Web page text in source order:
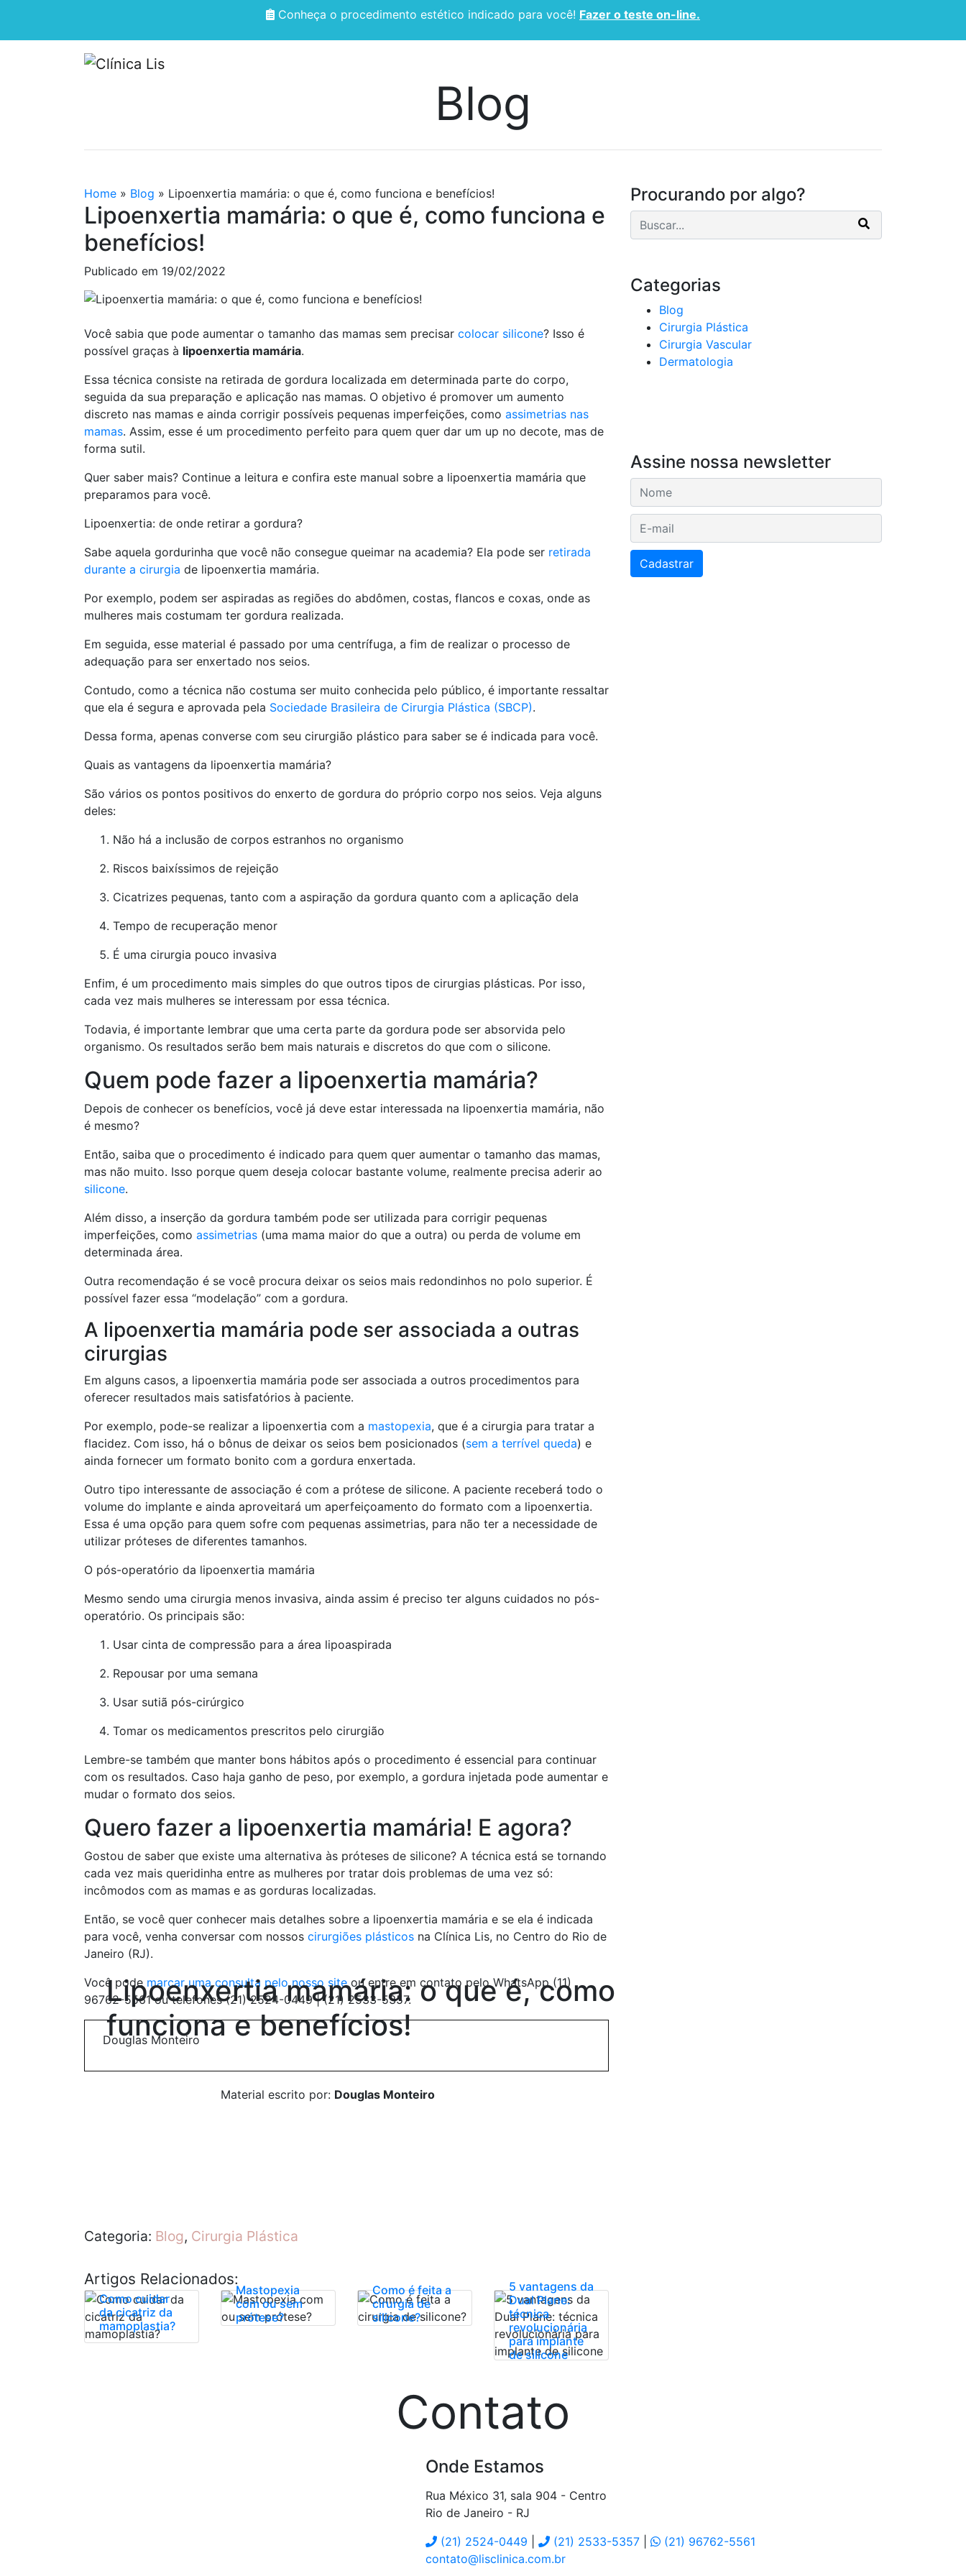
Conheça o procedimento estético indicado para você! Fazer o teste on-line.
Blog
Home » Blog » Lipoenxertia mamária: o que é, como funciona e benefícios!
Lipoenxertia mamária: o que é, como funciona e
benefícios!
Publicado em 19/02/2022
Lipoenxertia mamária: o que é, como
funciona e benefícios!
Você sabia que pode aumentar o tamanho das mamas sem precisar colocar silicone? Isso é
possível graças à lipoenxertia mamária.
Essa técnica consiste na retirada de gordura localizada em determinada parte do corpo,
seguida da sua preparação e aplicação nas mamas. O objetivo é promover um aumento
discreto nas mamas e ainda corrigir possíveis pequenas imperfeições, como assimetrias nas
mamas. Assim, esse é um procedimento perfeito para quem quer dar um up no decote, mas de
forma sutil.
Quer saber mais? Continue a leitura e confira este manual sobre a lipoenxertia mamária que
preparamos para você.
Lipoenxertia: de onde retirar a gordura?
Sabe aquela gordurinha que você não consegue queimar na academia? Ela pode ser retirada
durante a cirurgia de lipoenxertia mamária.
Por exemplo, podem ser aspiradas as regiões do abdômen, costas, flancos e coxas, onde as
mulheres mais costumam ter gordura realizada.
Em seguida, esse material é passado por uma centrífuga, a fim de realizar o processo de
adequação para ser enxertado nos seios.
Contudo, como a técnica não costuma ser muito conhecida pelo público, é importante ressaltar
que ela é segura e aprovada pela Sociedade Brasileira de Cirurgia Plástica (SBCP).
Dessa forma, apenas converse com seu cirurgião plástico para saber se é indicada para você.
Quais as vantagens da lipoenxertia mamária?
São vários os pontos positivos do enxerto de gordura do próprio corpo nos seios. Veja alguns
deles:
Não há a inclusão de corpos estranhos no organismo
Riscos baixíssimos de rejeição
Cicatrizes pequenas, tanto com a aspiração da gordura quanto com a aplicação dela
Tempo de recuperação menor
É uma cirurgia pouco invasiva
Enfim, é um procedimento mais simples do que outros tipos de cirurgias plásticas. Por isso,
cada vez mais mulheres se interessam por essa técnica.
Todavia, é importante lembrar que uma certa parte da gordura pode ser absorvida pelo
organismo. Os resultados serão bem mais naturais e discretos do que com o silicone.
Quem pode fazer a lipoenxertia mamária?
Depois de conhecer os benefícios, você já deve estar interessada na lipoenxertia mamária, não
é mesmo?
Então, saiba que o procedimento é indicado para quem quer aumentar o tamanho das mamas,
mas não muito. Isso porque quem deseja colocar bastante volume, realmente precisa aderir ao
silicone.
Além disso, a inserção da gordura também pode ser utilizada para corrigir pequenas
imperfeições, como assimetrias (uma mama maior do que a outra) ou perda de volume em
determinada área.
Outra recomendação é se você procura deixar os seios mais redondinhos no polo superior. É
possível fazer essa “modelação” com a gordura.
A lipoenxertia mamária pode ser associada a outras
cirurgias
Em alguns casos, a lipoenxertia mamária pode ser associada a outros procedimentos para
oferecer resultados mais satisfatórios à paciente.
Por exemplo, pode-se realizar a lipoenxertia com a mastopexia, que é a cirurgia para tratar a
flacidez. Com isso, há o bônus de deixar os seios bem posicionados (sem a terrível queda) e
ainda fornecer um formato bonito com a gordura enxertada.
Outro tipo interessante de associação é com a prótese de silicone. A paciente receberá todo o
volume do implante e ainda aproveitará um aperfeiçoamento do formato com a lipoenxertia.
Essa é uma opção para quem sofre com pequenas assimetrias, para não ter a necessidade de
utilizar próteses de diferentes tamanhos.
O pós-operatório da lipoenxertia mamária
Mesmo sendo uma cirurgia menos invasiva, ainda assim é preciso ter alguns cuidados no pós-
operatório. Os principais são:
Usar cinta de compressão para a área lipoaspirada
Repousar por uma semana
Usar sutiã pós-cirúrgico
Tomar os medicamentos prescritos pelo cirurgião
Lembre-se também que manter bons hábitos após o procedimento é essencial para continuar
com os resultados. Caso haja ganho de peso, por exemplo, a gordura injetada pode aumentar e
mudar o formato dos seios.
Quero fazer a lipoenxertia mamária! E agora?
Gostou de saber que existe uma alternativa às próteses de silicone? A técnica está se tornando
cada vez mais queridinha entre as mulheres por tratar dois problemas de uma vez só:
incômodos com as mamas e as gorduras localizadas.
Então, se você quer conhecer mais detalhes sobre a lipoenxertia mamária e se ela é indicada
para você, venha conversar com nossos cirurgiões plásticos na Clínica Lis, no Centro do Rio de
Janeiro (RJ).
Você pode marcar uma consulta pelo nosso siteou entre em contato pelo WhatsApp (11)
96762-5561 ou telefones (21) 2524-0449 | (21) 2533-5357.
Douglas Monteiro
Material escrito por: Douglas Monteiro
Categoria: Blog, Cirurgia Plástica
Artigos Relacionados:
Como cuidar
da cicatriz da
mamoplastia?
Mastopexia
com ou sem
prótese?
Como é feita a
cirurgia de
silicone?
5 vantagens da
Dual Plane:
técnica
revolucionária
para implante
de silicone
Procurando por algo?
Categorias
Blog
Cirurgia Plástica
Cirurgia Vascular
Dermatologia
Assine nossa newsletter
E-mail
Cadastrar
Contato
Onde Estamos
Rua México 31, sala 904 - Centro
Rio de Janeiro - RJ
(21) 2524-0449
(21) 2533-5357
(21) 96762-5561
contato@lisclinica.com.br